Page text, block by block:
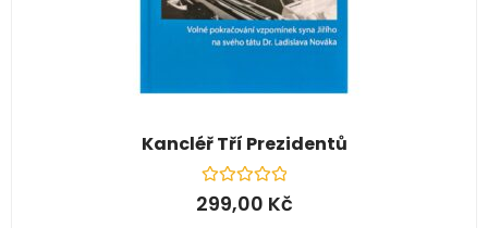
Kancléř Tří Prezidentů
Hodnocení
0
299,00 Kč